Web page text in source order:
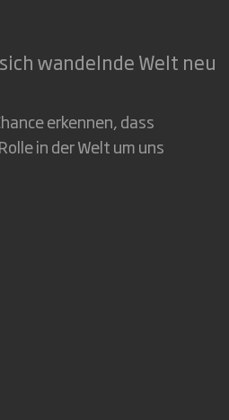
wandelnde Welt neu
erkennen, dass
in der Welt um uns